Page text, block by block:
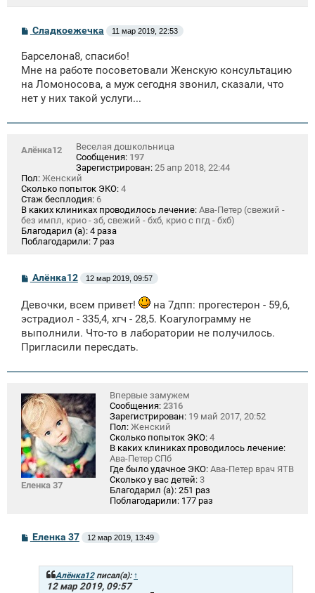
С
о
б
щ
н
и
Сладкоежечка 11 мар 2019, 22:53
Барселона8, спасибо!
Мне на работе посоветовали Женскую консультацию
на Ломоносова, а муж сегодня звонил, сказали, что
нет у них такой услуги...
Алёнка12
Веселая дошкольница
Сообщения: 197
Зарегистрирован: 25 апр 2018, 22:44
Пол: Женский
Сколько попыток ЭКО: 4
Стаж бесплодия: 6
В каких клиниках проводилось лечение: Ава-Петер (свежий -
без импл, крио - зб, свежий - бхб, крио с пгд - бхб)
Благодарил (а): 4 раза
Поблагодарили: 7 раз
С
о
б
щ
е
н
и
е
Алёнка12 12 мар 2019, 09:57
Девочки, всем привет!
на 7дпп: прогестерон - 59,6,
эстрадиол - 335,4, хгч - 28,5. Коагулограмму не
выполнили. Что-то в лаборатории не получилось.
Пригласили пересдать.
Еленка 37
Впервые замужем
Сообщения: 2316
Зарегистрирован: 19 май 2017, 20:52
Пол: Женский
Сколько попыток ЭКО: 4
В каких клиниках проводилось лечение:
Ава-Петер СПб
Где было удачное ЭКО: Ава-Петер врач ЯТВ
Сколько у вас детей: 3
Благодарил (а): 251 раз
Поблагодарили: 177 раз
С
о
Еленка 37 12 мар 2019, 13:49
Алёнка12писал(а): ↑
12 мар 2019, 09:57